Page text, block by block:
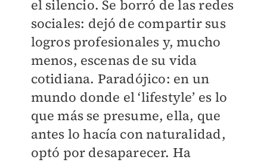
el silencio. Se borró de las redes
sociales: dejó de compartir sus
logros profesionales y, mucho
menos, escenas de su vida
cotidiana. Paradójico: en un
mundo donde el ‘lifestyle’ es lo
que más se presume, ella, que
antes lo hacía con naturalidad,
optó por desaparecer. Ha